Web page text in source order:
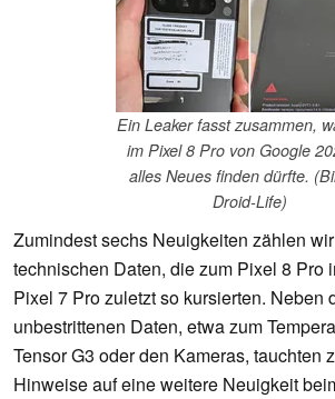
Ein Leaker fasst zusammen,
im Pixel 8 Pro von Google
alles Neues finden dürfte.
Droid-Life)
Zumindest sechs Neuigkeiten zählen
technischen Daten, die zum Pixel 8 Pro
Pixel 7 Pro zuletzt so kursierten. Neben
unbestrittenen Daten, etwa zum
Tensor G3 oder den Kameras, tauchten
Hinweise auf eine weitere Neuigkeit